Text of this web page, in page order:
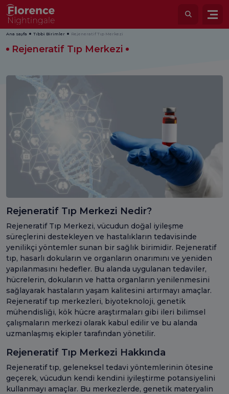
Ana sayfa Tıbbi Birimler Rejeneratif Tıp Merkezi
Rejeneratif Tıp Merkezi
Rejeneratif Tıp Merkezi Nedir?
Rejeneratif Tıp Merkezi, vücudun doğal iyileşme
süreçlerini destekleyen ve hastalıkların tedavisinde
yenilikçi yöntemler sunan bir sağlık birimidir. Rejeneratif
tıp, hasarlı dokuların ve organların onarımını ve yeniden
yapılanmasını hedefler. Bu alanda uygulanan tedaviler,
hücrelerin, dokuların ve hatta organların yenilenmesini
sağlayarak hastaların yaşam kalitesini artırmayı amaçlar.
Rejeneratif tıp merkezleri, biyoteknoloji, genetik
mühendisliği, kök hücre araştırmaları gibi ileri bilimsel
çalışmaların merkezi olarak kabul edilir ve bu alanda
uzmanlaşmış ekipler tarafından yönetilir.
Rejeneratif Tıp Merkezi Hakkında
Rejeneratif tıp, geleneksel tedavi yöntemlerinin ötesine
geçerek, vücudun kendi kendini iyileştirme potansiyelini
kullanmayı amaçlar. Bu merkezlerde, genetik materyalin